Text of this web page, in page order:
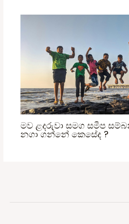
මව ළදරුවා සමග සමීප
නගා ගන්නේ කෙසේද ?